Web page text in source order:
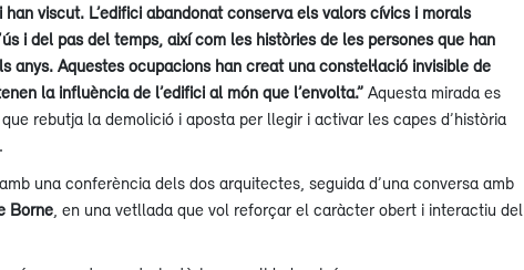
han viscut. L’edifici abandonat conserva els valors cívics i morals
i del pas del temps, així com les històries de les persones que han
anys. Aquestes ocupacions han creat una constel·lació invisible de
la influència de l’edifici al món que l’envolta.”Aquesta mirada es
rebutja la demolició i aposta per llegir i activar les capes d’història
amb una conferència dels dos arquitectes, seguida d’una conversa amb
Borne , en una vetllada que vol reforçar el caràcter obert i interactiu del